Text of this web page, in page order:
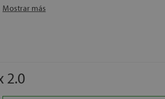
DESENFUNDABLE:
siguiendo las indicaciones del fabricante
ENVÍO GRATIS
ALTURA:
Mostrar más
2.0